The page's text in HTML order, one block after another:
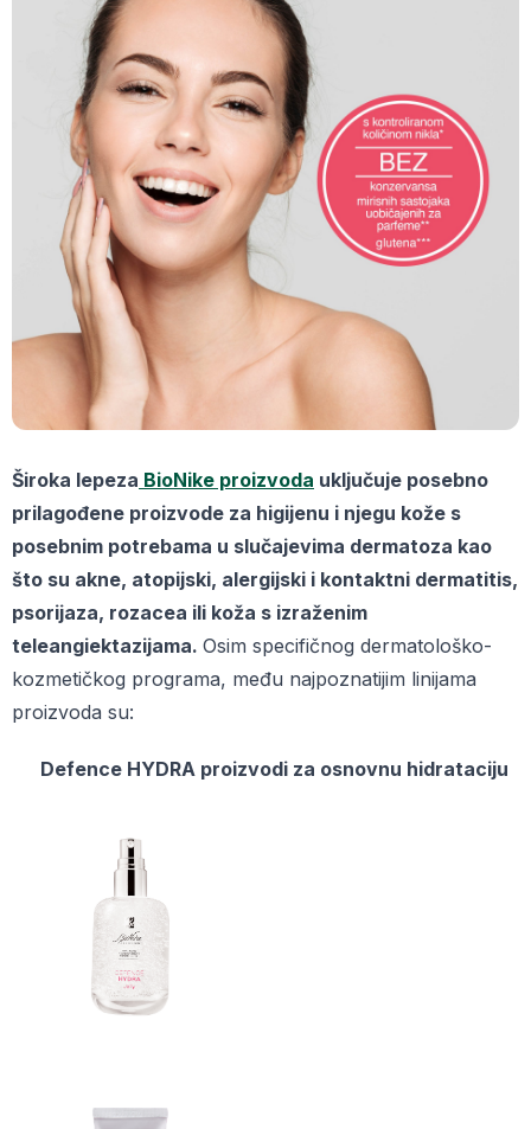
Široka lepeza BioNike proizvoda uključuje posebno
prilagođene proizvode za higijenu i njegu kože s
posebnim potrebama u slučajevima dermatoza kao
što su akne, atopijski, alergijski i kontaktni dermatitis,
psorijaza, rozacea ili koža s izraženim
teleangiektazijama. Osim specifičnog dermatološko-
kozmetičkog programa, među najpoznatijim linijama
proizvoda su:
Defence HYDRA proizvodi za osnovnu hidrataciju